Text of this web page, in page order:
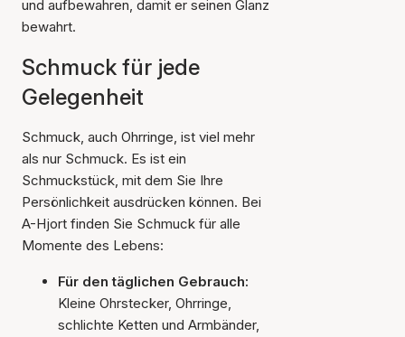
und aufbewahren, damit er seinen Glanz
bewahrt.
Schmuck für jede
Gelegenheit
Schmuck, auch Ohrringe, ist viel mehr
als nur Schmuck. Es ist ein
Schmuckstück, mit dem Sie Ihre
Persönlichkeit ausdrücken können. Bei
A-Hjort finden Sie Schmuck für alle
Momente des Lebens:
Für den täglichen Gebrauch:
Kleine Ohrstecker, Ohrringe,
schlichte Ketten und Armbänder,